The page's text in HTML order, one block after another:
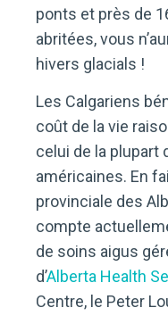
ponts et près de
abritées, vous
hivers glacials !
Les Calgariens
coût de la vie
celui de la plupart
américaines. En
provinciale des
compte
de soins aigus
d’Alberta Health
Centre, le Peter